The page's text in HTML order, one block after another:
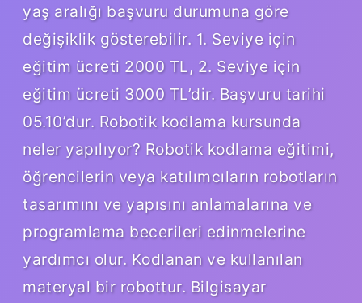
yaş aralığı başvuru durumuna göre
değişiklik gösterebilir. 1. Seviye için
eğitim ücreti 2000 TL, 2. Seviye için
eğitim ücreti 3000 TL’dir. Başvuru tarihi
05.10’dur. Robotik kodlama kursunda
neler yapılıyor? Robotik kodlama eğitimi,
öğrencilerin veya katılımcıların robotların
tasarımını ve yapısını anlamalarına ve
programlama becerileri edinmelerine
yardımcı olur. Kodlanan ve kullanılan
materyal bir robottur. Bilgisayar